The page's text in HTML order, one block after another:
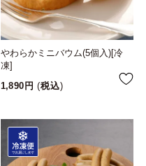
やわらかミニバウム(5個入)[冷
凍]
1,890
税込